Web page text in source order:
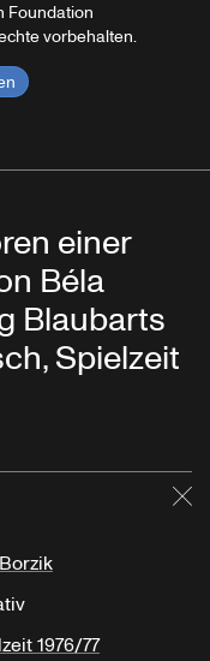
Foundation
vorbehalten.
einer
Béla
Blaubarts
Spielzeit
1976/77